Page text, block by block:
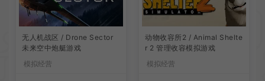
无人机战区 / Drone Sector
未来空中炮艇游戏
模拟经营
动物收容所2 / Animal Shelte
r 2 管理收容模拟游戏
模拟经营